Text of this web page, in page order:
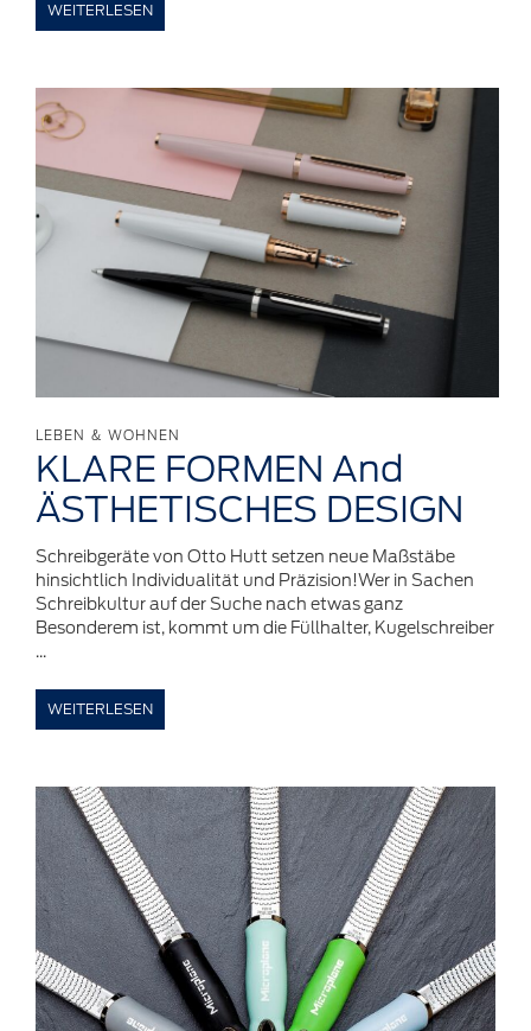
WEITERLESEN
LEBEN & WOHNEN
KLARE FORMEN And
ÄSTHETISCHES DESIGN
Schreibgeräte von Otto Hutt setzen neue Maßstäbe
hinsichtlich Individualität und Präzision!Wer in Sachen
Schreibkultur auf der Suche nach etwas ganz
Besonderem ist, kommt um die Füllhalter, Kugelschreiber
...
WEITERLESEN